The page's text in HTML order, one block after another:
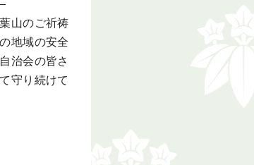
山のご祈祷
地域の安全
治会の皆さ
守り続けて